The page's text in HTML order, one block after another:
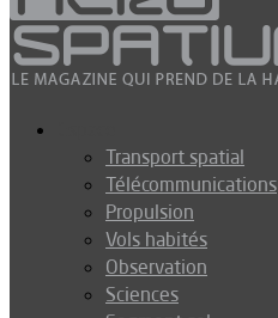
Transport spatial
Télécommunications
Propulsion
Vols habités
Observation
Sciences